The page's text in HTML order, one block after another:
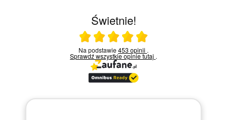
Świetnie!
Ocena średnia 5 na 5
Na podstawie453 opinii .
Sprawdź wszystkie opinietutaj .